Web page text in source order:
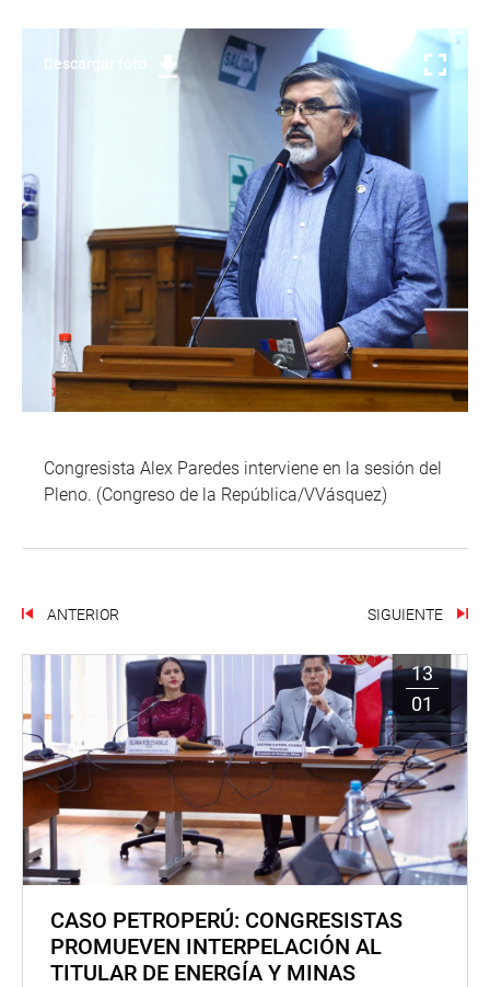
Descargar foto
Congresista Alex Paredes interviene en la sesión del
Pleno. (Congreso de la República/VVásquez)
ANTERIOR SIGUIENTE
13
01
CASO PETROPERÚ: CONGRESISTAS
PROMUEVEN INTERPELACIÓN AL
TITULAR DE ENERGÍA Y MINAS